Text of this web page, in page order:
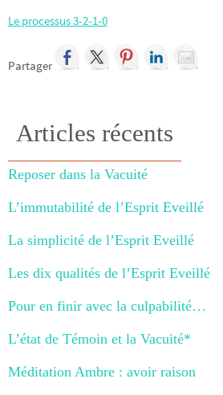
Le processus 3-2-1-0
Partager
Articles récents
Reposer dans la Vacuité
L’immutabilité de l’Esprit Eveillé
La simplicité de l’Esprit Eveillé
Les dix qualités de l’Esprit Eveillé
Pour en finir avec la culpabilité…
L’état de Témoin et la Vacuité*
Méditation Ambre : avoir raison